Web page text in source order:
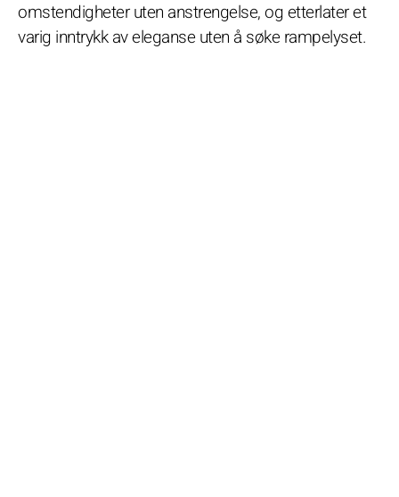
omstendigheter uten anstrengelse, og etterlater et
varig inntrykk av eleganse uten å søke rampelyset.